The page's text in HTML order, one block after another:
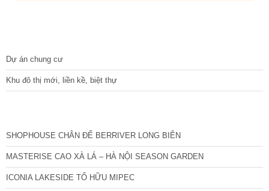
Dự án chung cư
Khu đô thị mới, liền kề, biệt thự
SHOPHOUSE CHÂN ĐẾ BERRIVER LONG BIÊN
MASTERISE CAO XÀ LÁ – HÀ NỘI SEASON GARDEN
ICONIA LAKESIDE TỐ HỮU MIPEC